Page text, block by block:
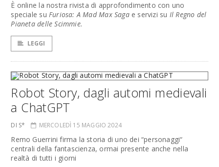
È online la nostra rivista di approfondimento con uno
speciale su Furiosa: A Mad Max Sagae servizi su Il Regno del
Pianeta delle Scimmie.
LEGGI
Robot Story, dagli automi medievali
a ChatGPT
DI S* MERCOLEDÌ 15 MAGGIO 2024
Remo Guerrini firma la storia di uno dei “personaggi“
centrali della fantascienza, ormai presente anche nella
realtà di tutti i giorni